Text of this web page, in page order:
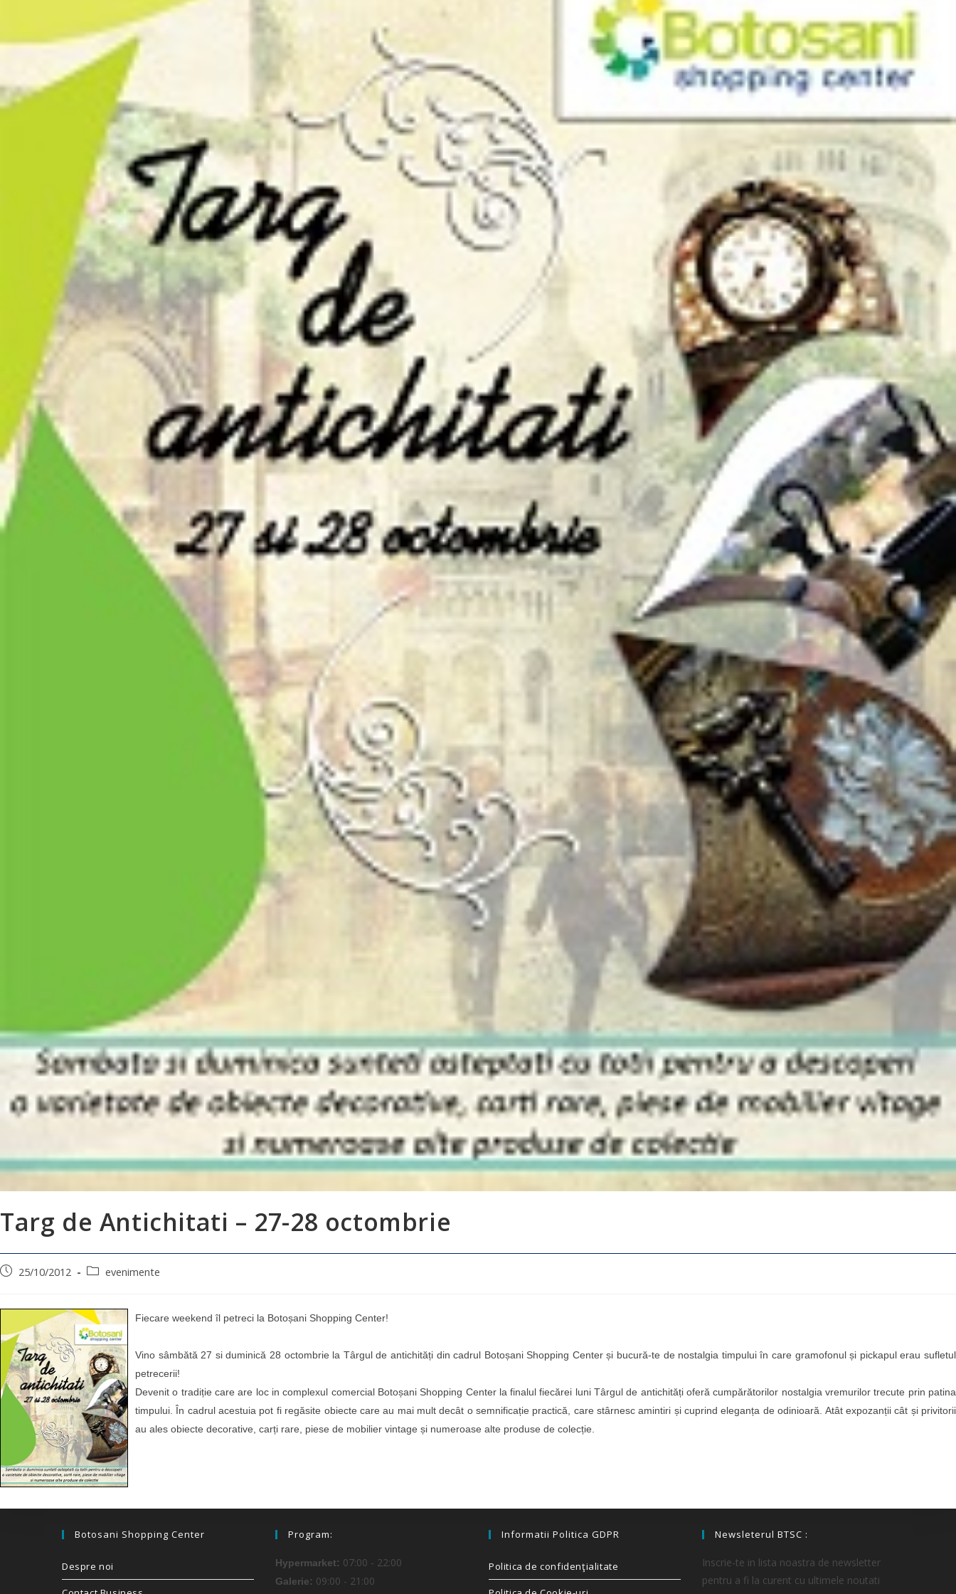
Targ de Antichitati – 27-28 octombrie
25/10/2012 evenimente
Fiecare weekend îl petreci la Botoșani Shopping Center!
Vino sâmbătă 27 si duminică 28 octombrie la Târgul de antichități din cadrul Botoșani Shopping Center și bucură-te de nostalgia timpului în care gramofonul și pickapul erau sufletul
petrecerii!
Devenit o tradiție care are loc in complexul comercial Botoșani Shopping Center la finalul fiecărei luni Târgul de antichități oferă cumpărătorilor nostalgia vremurilor trecute prin patina
timpului. În cadrul acestuia pot fi regăsite obiecte care au mai mult decât o semnificație practică, care stârnesc amintiri și cuprind eleganța de odinioară. Atât expozanții cât și privitorii
au ales obiecte decorative, carți rare, piese de mobilier vintage și numeroase alte produse de colecție.
Botosani Shopping Center
Despre noi
Program:
Hypermarket: 07:00 - 22:00
Galerie: 09:00 - 21:00
Informatii Politica GDPR
Politica de confidenţialitate
Newsleterul BTSC :
Inscrie-te in lista noastra de newsletter
pentru a fi la curent cu ultimele noutati